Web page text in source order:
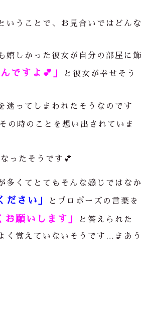
いうことで、お見合いではどんな
嬉しかった彼女が自分の部屋に飾
ですよ 💕 と彼女が幸せそう
迷ってしまわれたそうなのです
の時のことを想い出されていま
ったそうです💕
多くてとてもそんな感じではなか
ださい」 とプロポーズの言葉を
お願いします」 と答えられた
く覚えていないそうです …まあう